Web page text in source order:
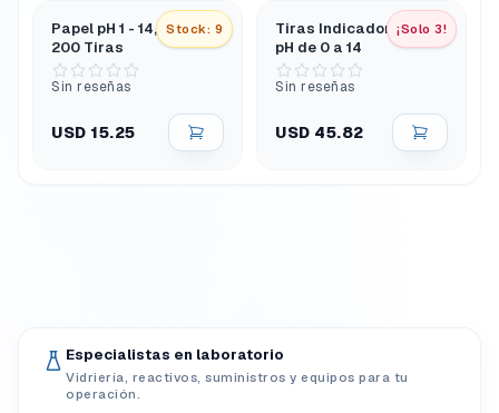
Stock: 9
Papel pH 1 - 14, Caja de
200 Tiras
Sin reseñas
USD 15.25
¡Solo 3!
Tiras Indicadoras de
pH de 0 a 14
Sin reseñas
USD 45.82
Especialistas en laboratorio
Vidriería, reactivos, suministros y equipos para tu
operación.